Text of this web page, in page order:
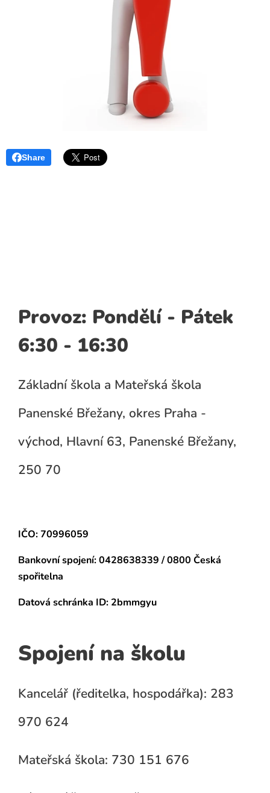
Share
Provoz: Pondělí - Pátek
6:30 - 16:30
Základní škola a Mateřská škola
Panenské Břežany, okres Praha -
východ, Hlavní 63, Panenské Břežany,
250 70
IČO: 70996059
Bankovní spojení:0428638339 / 0800 Česká
spořitelna
Datová schránka ID: 2bmmgyu
Spojení na školu
Kancelář (ředitelka, hospodářka): 283
970 624
Mateřská škola: 730 151 676